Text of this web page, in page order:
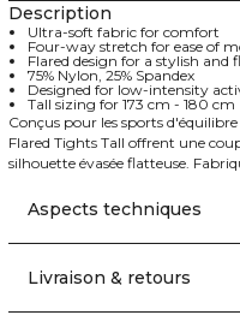
Description
Ultra-soft fabric for comfort
Four-way stretch for ease of
Flared design for a stylish and
75% Nylon, 25% Spandex
Designed for low-intensity
Tall sizing for 173 cm - 180 cm
Conçus pour les sports
Flared Tights Tall offrent une
silhouette évasée flatteuse.
avec vous pendant les activités
confort toute la journée, une
conception évasée pour un
Elastan.
Aspects techniques
Livraison & retours